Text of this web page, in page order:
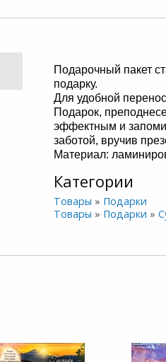
Подарочный пакет
подарку.
Для удобной
Подарок,
эффектным и
заботой, вручив
Материал:
Категории
Товары » Подарки
Товары » Подарки »